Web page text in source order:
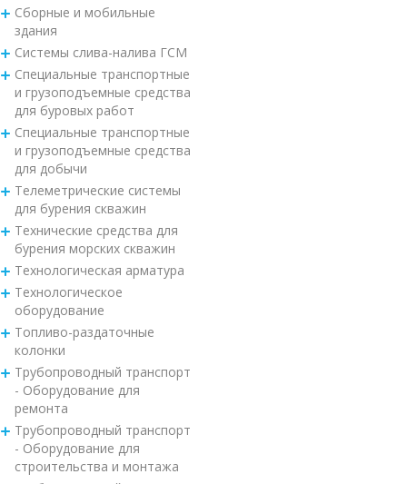
Сборные и мобильные
здания
Системы слива-налива ГСМ
Специальные транспортные
и грузоподъемные средства
для буровых работ
Специальные транспортные
и грузоподъемные средства
для добычи
Телеметрические системы
для бурения скважин
Технические средства для
бурения морских скважин
Технологическая арматура
Технологическое
оборудование
Топливо-раздаточные
колонки
Трубопроводный транспорт
- Оборудование для
ремонта
Трубопроводный транспорт
- Оборудование для
строительства и монтажа